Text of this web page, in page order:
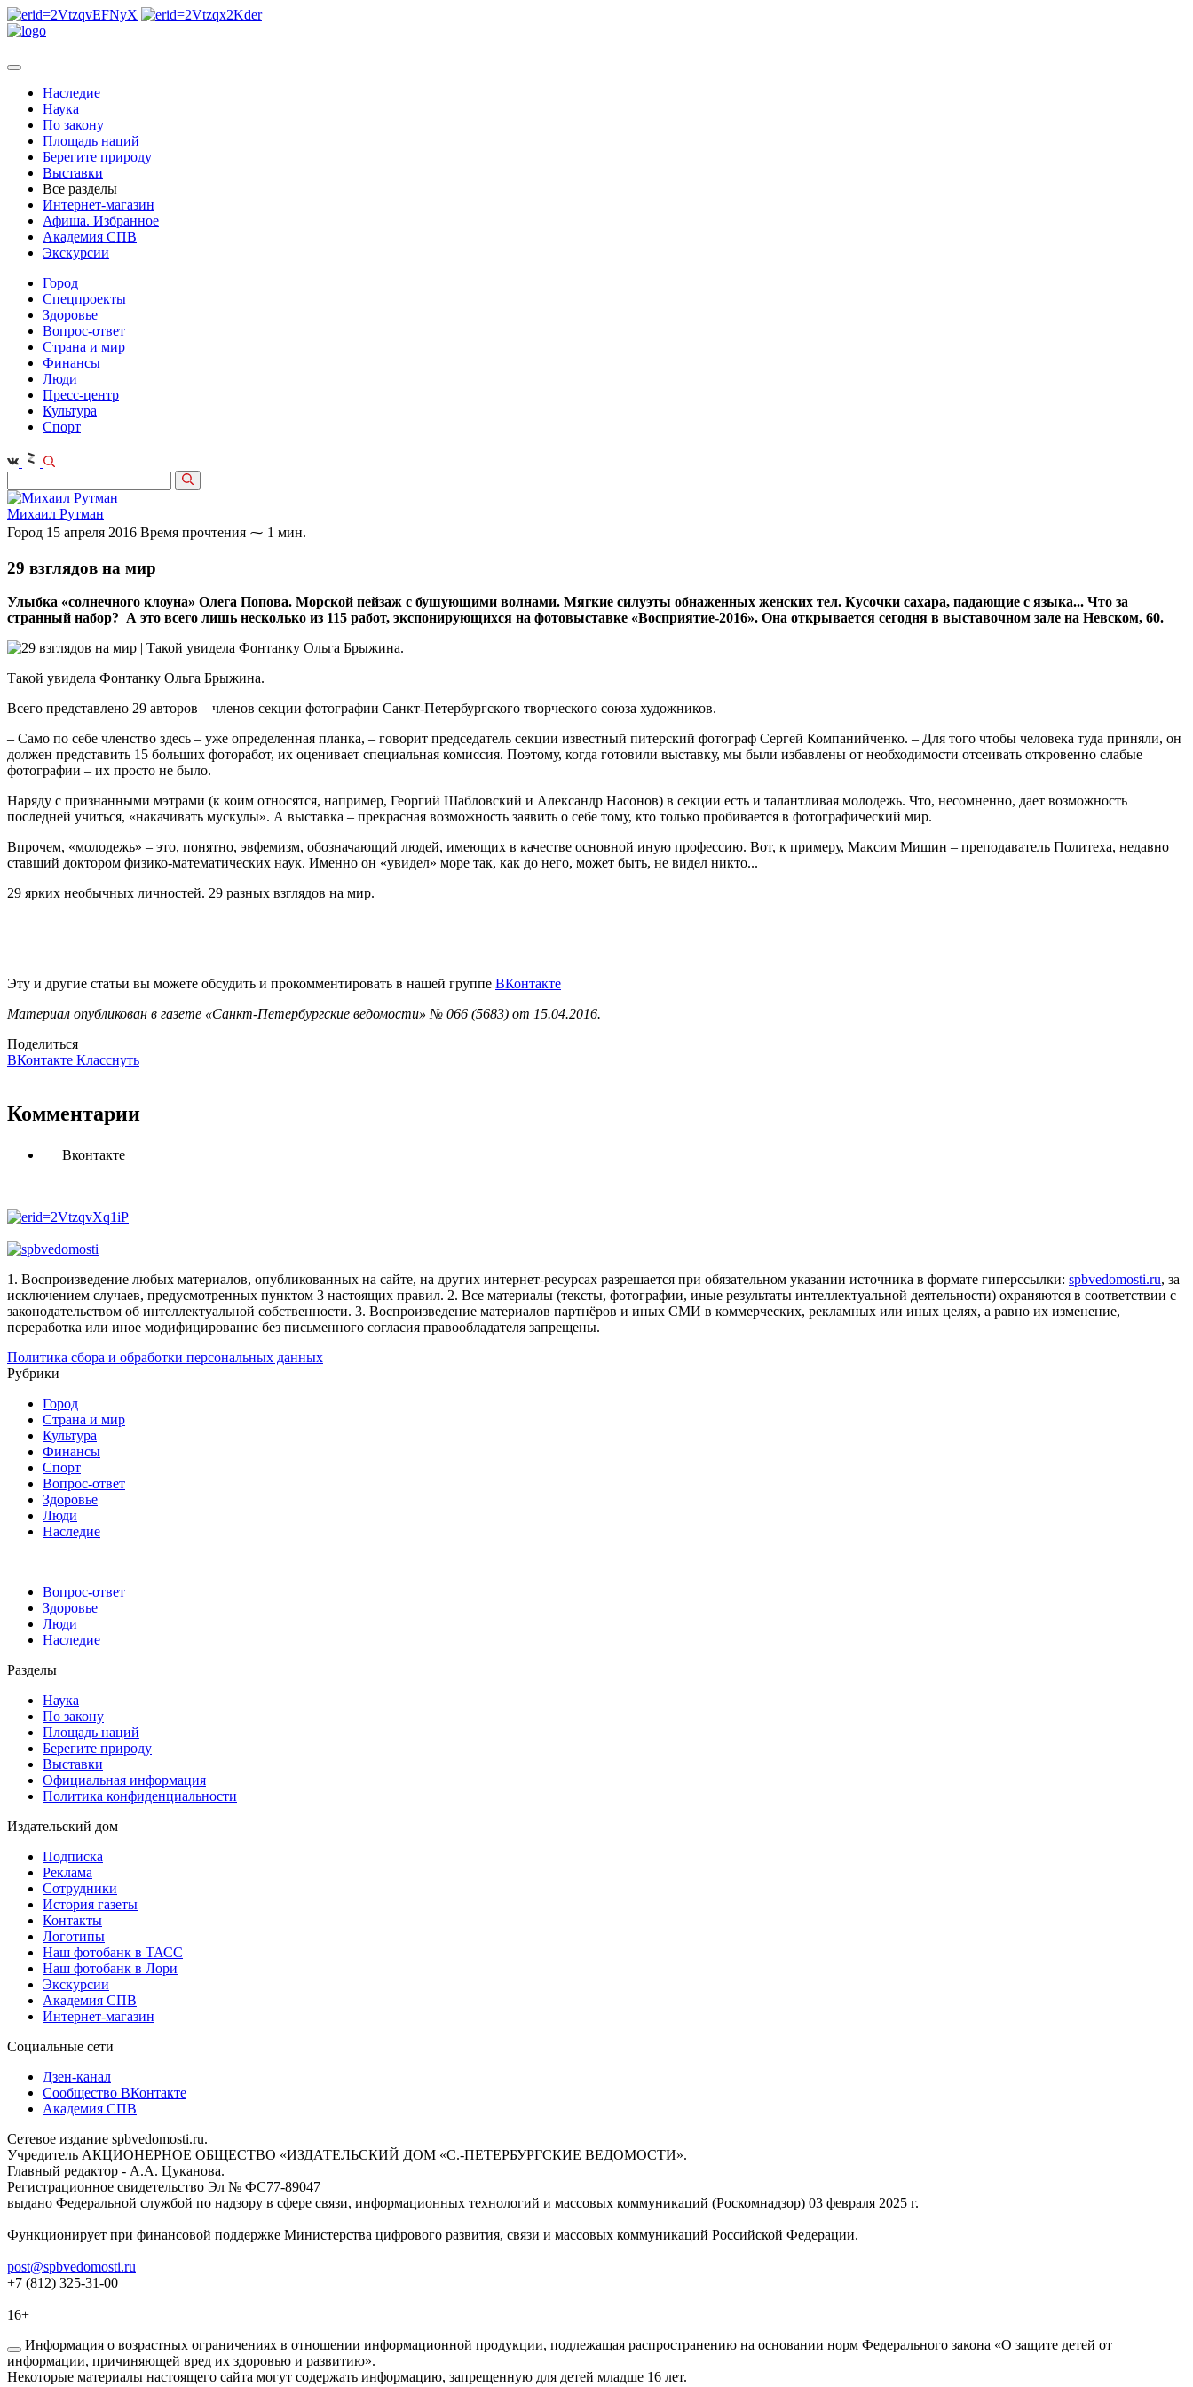
Наследие
Наука
По закону
Площадь наций
Берегите природу
Выставки
Все разделы
Интернет-магазин
Афиша. Избранное
Академия СПВ
Экскурсии
Город
Спецпроекты
Здоровье
Вопрос-ответ
Страна и мир
Финансы
Люди
Пресс-центр
Культура
Спорт
Михаил Рутман
Город 15 апреля 2016 Время прочтения ⁓ 1 мин.
29 взглядов на мир
Улыбка «солнечного клоуна» Олега Попова. Морской пейзаж с бушующими волнами. Мягкие силуэты обнаженных женских тел. Кусочки сахара, падающие с языка... Что за
странный набор? А это всего лишь несколько из 115 работ, экспонирующихся на фотовыставке «Восприятие-2016». Она открывается сегодня в выставочном зале на Невском, 60.
Такой увидела Фонтанку Ольга Брыжина.
Всего представлено 29 авторов – членов секции фотографии Санкт-Петербургского творческого союза художников.
– Само по себе членство здесь – уже определенная планка, – говорит председатель секции известный питерский фотограф Сергей Компанийченко. – Для того чтобы человека туда приняли, он
должен представить 15 больших фоторабот, их оценивает специальная комиссия. Поэтому, когда готовили выставку, мы были избавлены от необходимости отсеивать откровенно слабые
фотографии – их просто не было.
Наряду с признанными мэтрами (к коим относятся, например, Георгий Шабловский и Александр Насонов) в секции есть и талантливая молодежь. Что, несомненно, дает возможность
последней учиться, «накачивать мускулы». А выставка – прекрасная возможность заявить о себе тому, кто только пробивается в фотографический мир.
Впрочем, «молодежь» – это, понятно, эвфемизм, обозначающий людей, имеющих в качестве основной иную профессию. Вот, к примеру, Максим Мишин – преподаватель Политеха, недавно
ставший доктором физико-математических наук. Именно он «увидел» море так, как до него, может быть, не видел никто...
29 ярких необычных личностей. 29 разных взглядов на мир.
Эту и другие статьи вы можете обсудить и прокомментировать в нашей группе ВКонтакте
Материал опубликован в газете «Санкт-Петербургские ведомости» № 066 (5683) от 15.04.2016.
Поделиться
ВКонтакте Класснуть
Комментарии
Вконтакте
1. Воспроизведение любых материалов, опубликованных на сайте, на других интернет-ресурсах разрешается при обязательном указании источника в формате гиперссылки: spbvedomosti.ru, за
исключением случаев, предусмотренных пунктом 3 настоящих правил. 2. Все материалы (тексты, фотографии, иные результаты интеллектуальной деятельности) охраняются в соответствии с
законодательством об интеллектуальной собственности. 3. Воспроизведение материалов партнёров и иных СМИ в коммерческих, рекламных или иных целях, а равно их изменение,
переработка или иное модифицирование без письменного согласия правообладателя запрещены.
Политика сбора и обработки персональных данных
Рубрики
Город
Страна и мир
Культура
Финансы
Спорт
Вопрос-ответ
Здоровье
Люди
Наследие
Вопрос-ответ
Здоровье
Люди
Наследие
Разделы
Наука
По закону
Площадь наций
Берегите природу
Выставки
Официальная информация
Политика конфиденциальности
Издательский дом
Подписка
Реклама
Сотрудники
История газеты
Контакты
Логотипы
Наш фотобанк в ТАСС
Наш фотобанк в Лори
Экскурсии
Академия СПВ
Интернет-магазин
Социальные сети
Дзен-канал
Сообщество ВКонтакте
Академия СПВ
Сетевое издание spbvedomosti.ru.
Учредитель АКЦИОНЕРНОЕ ОБЩЕСТВО «ИЗДАТЕЛЬСКИЙ ДОМ «С.-ПЕТЕРБУРГСКИЕ ВЕДОМОСТИ».
Главный редактор - А.А. Цуканова.
Регистрационное свидетельство Эл № ФС77-89047
выдано Федеральной службой по надзору в сфере связи, информационных технологий и массовых коммуникаций (Роскомнадзор) 03 февраля 2025 г.
Функционирует при финансовой поддержке Министерства цифрового развития, связи и массовых коммуникаций Российской Федерации.
post@spbvedomosti.ru
+7 (812) 325-31-00
16+
Информация о возрастных ограничениях в отношении информационной продукции, подлежащая распространению на основании норм Федерального закона «О защите детей от
информации, причиняющей вред их здоровью и развитию».
Некоторые материалы настоящего сайта могут содержать информацию, запрещенную для детей младше 16 лет.